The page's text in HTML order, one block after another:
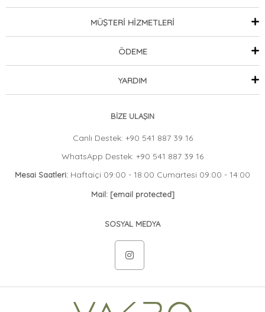
MÜŞTERİ HİZMETLERİ
ÖDEME
YARDIM
BİZE ULAŞIN
Canlı Destek: +90 541 887 39 16
WhatsApp Destek: +90 541 887 39 16
Mesai Saatleri: Haftaiçi 09:00 - 18:00 Cumartesi 09:00 - 14:00
Mail: [email protected]
SOSYAL MEDYA